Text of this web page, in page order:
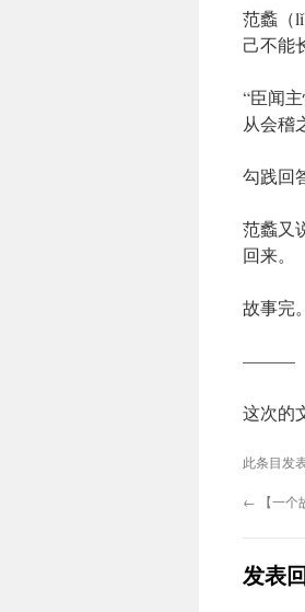
范蠡（
己不能
“臣闻
从会稽
勾践回
范蠡又
回来。
故事完。
———
这次的
此条目发
← 【一
发表